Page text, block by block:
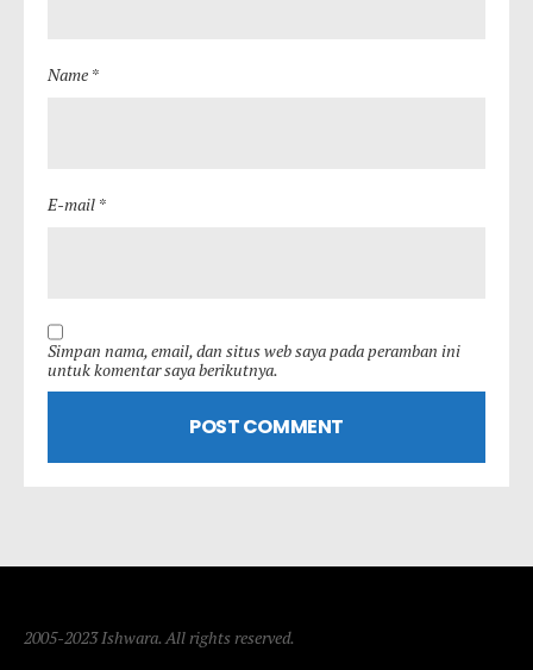
Name *
E-mail *
Simpan nama, email, dan situs web saya pada peramban ini
untuk komentar saya berikutnya.
2005-2023 Ishwara. All rights reserved.